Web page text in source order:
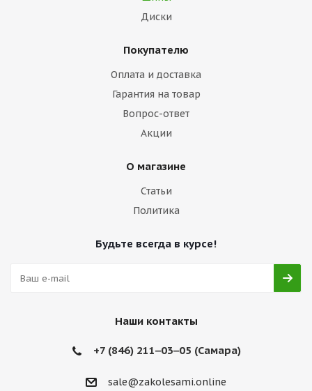
Диски
Покупателю
Оплата и доставка
Гарантия на товар
Вопрос-ответ
Акции
О магазине
Статьи
Политика
Будьте всегда в курсе!
Наши контакты
+7 (846) 211‒03‒05 (Самара)
sale@zakolesami.online